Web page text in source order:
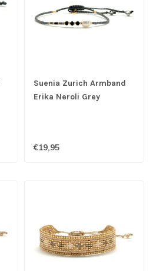
Suenia Zurich Armband
Erika Neroli Grey
€19,95